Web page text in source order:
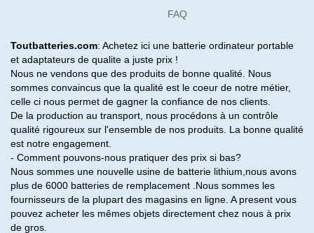
FAQ
Toutbatteries.com: Achetez ici une batterie ordinateur portable
et adaptateurs de qualite a juste prix !
Nous ne vendons que des produits de bonne qualité. Nous
sommes convaincus que la qualité est le coeur de notre métier,
celle ci nous permet de gagner la confiance de nos clients.
De la production au transport, nous procédons à un contrôle
qualité rigoureux sur l'ensemble de nos produits. La bonne qualité
est notre engagement.
- Comment pouvons-nous pratiquer des prix si bas?
Nous sommes une nouvelle usine de batterie lithium,nous avons
plus de 6000 batteries de remplacement .Nous sommes les
fournisseurs de la plupart des magasins en ligne. A present vous
pouvez acheter les mêmes objets directement chez nous à prix
de gros.